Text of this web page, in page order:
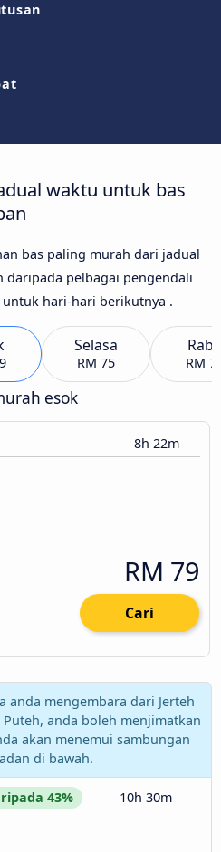
waktu untuk bas
bas paling murah dari jadual
daripada pelbagai pengendali
untuk hari-hari berikutnya .
Selasa
RM 75 RM
esok
8h 22m
RM 79
Cari
anda mengembara dari Jerteh
anda boleh menjimatkan
akan menemui sambungan
di bawah.
43% 10h 30m